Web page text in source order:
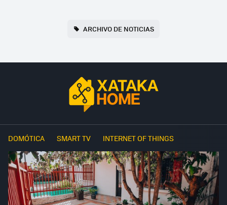
ARCHIVO DE NOTICIAS
DOMÓTICA SMART TV INTERNET OF THINGS